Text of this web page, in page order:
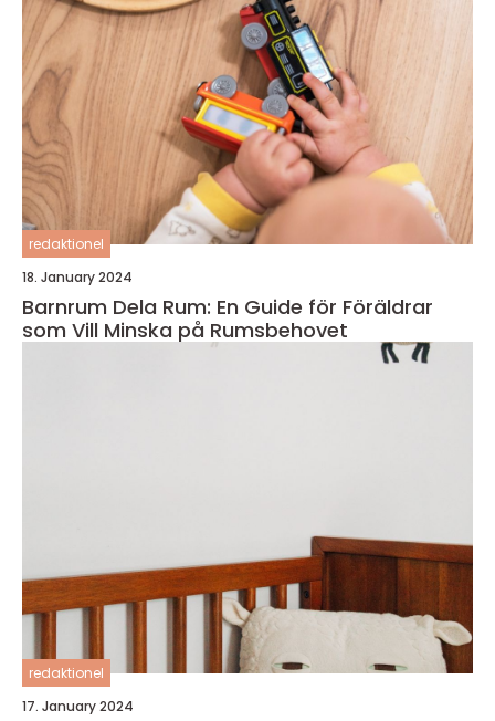
redaktionel
18. January 2024
Barnrum Dela Rum: En Guide för Föräldrar
som Vill Minska på Rumsbehovet
redaktionel
17. January 2024